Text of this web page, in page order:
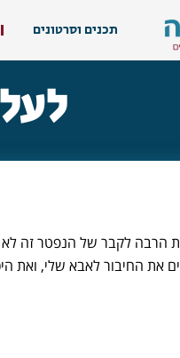
תכנים וסרטונים
לקבר של הנפטר זה לא
את החיבור לאבא שלי, ואת